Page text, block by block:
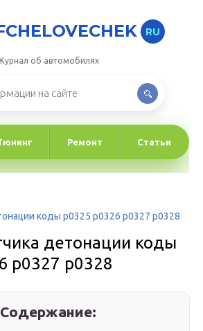
RU
об автомобилях
Ремонт Статьи
коды p0325 p0326 p0327 p0328
детонации коды
p0327 p0328
Содержание: